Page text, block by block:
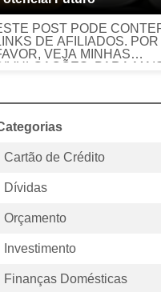
do seu
com taxas
POST PODE
DE AFILIADOS. POR
VEJA MINHAS
PARA
os atores
Cartão de Crédito
Dívidas
Orçamento
Investimento
Finanças Domésticas